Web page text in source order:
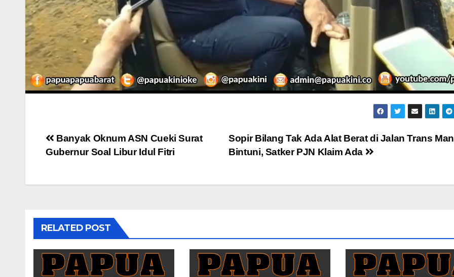
Post
Sopir Bilang Tak Ada Alat Berat di Jalan Trans
Bintuni, Satker PJN Klaim Ada
Banyak Oknum ASN Cueki Surat
Gubernur Soal Libur Idul Fitri
RELATED POST